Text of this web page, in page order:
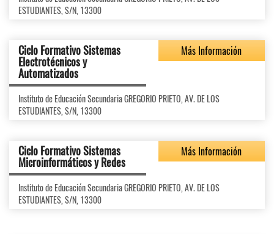
ESTUDIANTES, S/N, 13300
Ciclo Formativo Sistemas
Electrotécnicos y
Automatizados
Más Información
Instituto de Educación Secundaria GREGORIO PRIETO, AV. DE LOS
ESTUDIANTES, S/N, 13300
Ciclo Formativo Sistemas
Microinformáticos y Redes
Más Información
Instituto de Educación Secundaria GREGORIO PRIETO, AV. DE LOS
ESTUDIANTES, S/N, 13300